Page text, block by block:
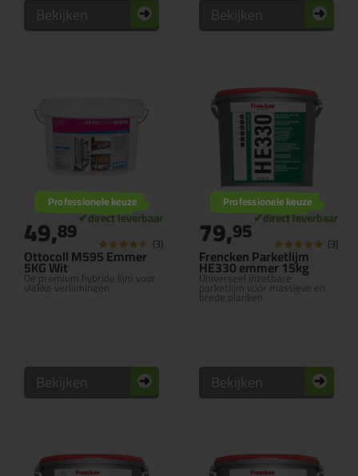
Bekijken Bekijken
Ottocoll M595 Emmer
5KG Wit
De premium hybride lijm voor
vlakke verlijmingen
Professionele keuze
49,89 (3)
Bekijken
Frencken Parketlijm
HE330 emmer 15kg
Universeel inzetbare
parketlijm voor massieve en
brede planken
Professionele keuze
79,95 (3)
Bekijken